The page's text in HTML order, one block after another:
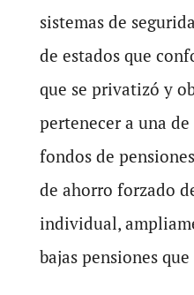
sistemas de
de estados que
que se privatizó y
pertenecer a una
fondos de
de ahorro forzado
individual,
bajas pensiones